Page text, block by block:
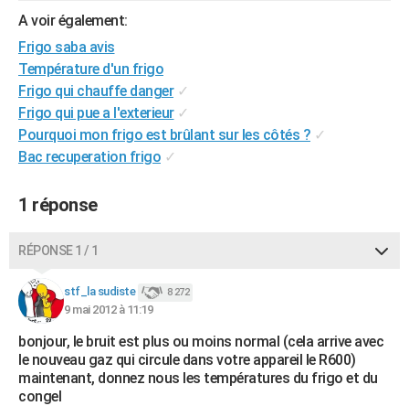
Destinations
City break
Voyage nature
Voyage de noces
Forum
Climat
+
GUIDES D'ACHAT
BONS PLANS
CARTE DE VOEUX
Dictionnaire
Biographies
Citations
Expressions
Proverbes
PROGRAMME TV
COPAINS D'AVANT
S'inscrire
Se connecter
Lycées
Collèges
Primaires
Universités
Entreprises
Service militaire
Avis de recherche
AVIS DE DÉCÈS
Bricolage
Lifestyle
Culture
Sport
Auto
Television
Voyage
Cinema
A voir également:
Frigo saba avis
Température d'un frigo
Frigo qui chauffe danger ✓
Frigo qui pue a l'exterieur ✓
Pourquoi mon frigo est brûlant sur les côtés ? ✓
Bac recuperation frigo ✓
1 réponse
RÉPONSE 1 / 1
stf_la sudiste 8 272
9 mai 2012 à 11:19
bonjour, le bruit est plus ou moins normal (cela arrive avec
le nouveau gaz qui circule dans votre appareil le R600)
maintenant, donnez nous les températures du frigo et du
congel